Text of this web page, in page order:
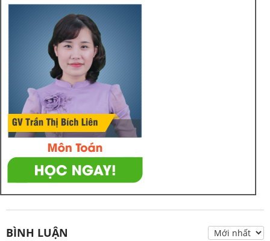
BÌNH LUẬN